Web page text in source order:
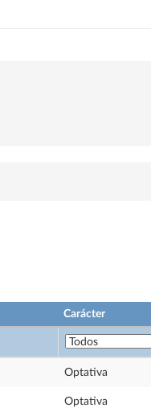
Carácter
Optativa
Optativa